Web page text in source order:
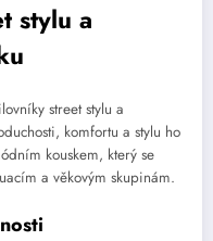
stylu a
street stylu a
komfortu a stylu ho
kouskem, který se
a věkovým skupinám.